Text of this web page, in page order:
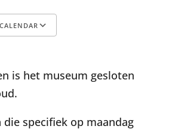
is het museum gesloten
specifiek op maandag